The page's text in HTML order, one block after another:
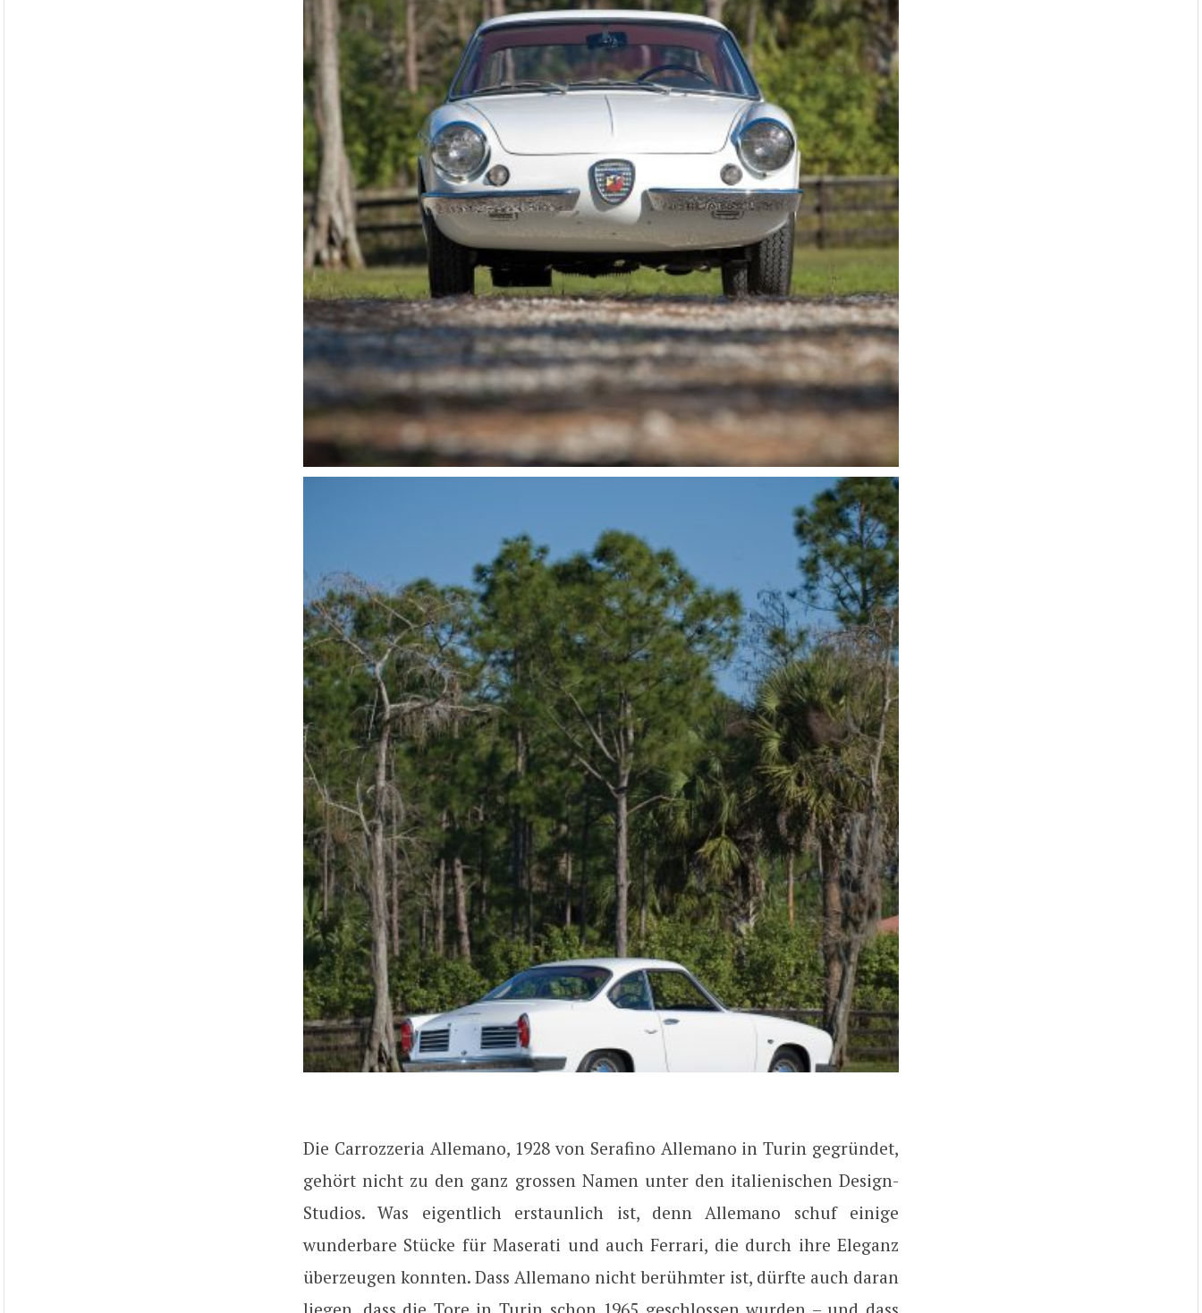
Die Carrozzeria Allemano, 1928 von Serafino Allemano in Turin gegründet,
gehört nicht zu den ganz grossen Namen unter den italienischen Design-
Studios. Was eigentlich erstaunlich ist, denn Allemano schuf einige
wunderbare Stücke für Maserati und auch Ferrari, die durch ihre Eleganz
überzeugen konnten. Dass Allemano nicht berühmter ist, dürfte auch daran